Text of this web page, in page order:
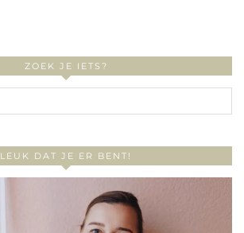
ZOEK JE IETS?
LEUK DAT JE ER BENT!